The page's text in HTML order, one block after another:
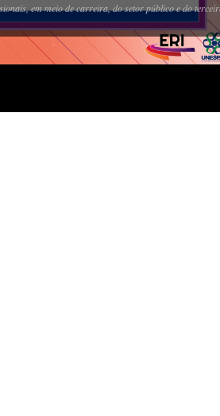
em meio de carreira, do setor público e do